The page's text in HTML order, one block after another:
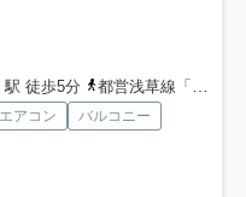
徒歩5分
都営浅草線「本所吾妻橋」駅 徒歩6分
エアコン
バルコニー